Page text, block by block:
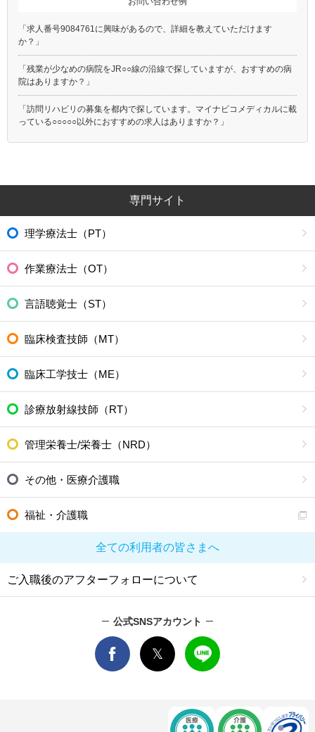
「求人番号9084761に興味があるので、詳細を教えていただけます
か？」
「残業が少なめの病院をJR○○線の沿線で探していますが、おすすめの病
院はありますか？」
「訪問リハビリの募集を都内で探しています。マイナビコメディカルに載
っている○○○○○以外におすすめの求人はありますか？」
専門サイト
理学療法士（PT）
作業療法士（OT）
言語聴覚士（ST）
臨床検査技師（MT）
臨床工学技士（ME）
診療放射線技師（RT）
管理栄養士/栄養士（NRD）
その他・医療介護職
福祉・介護職
全ての利用者の皆さまへ
ご入職後のアフターフォローについて
公式SNSアカウント